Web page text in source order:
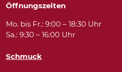
Öffnungszeiten
Mo. bis Fr.: 9:00 – 18:30 Uhr
Sa.: 9:30 – 16:00 Uhr
Schmuck